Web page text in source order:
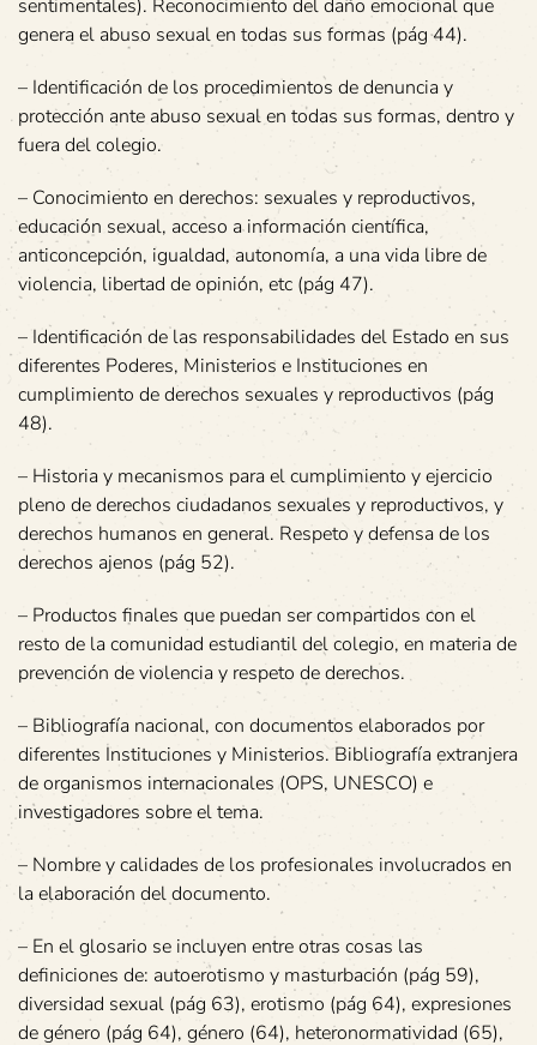
sentimentales). Reconocimiento del daño emocional que
genera el abuso sexual en todas sus formas (pág 44).
– Identificación de los procedimientos de denuncia y
protección ante abuso sexual en todas sus formas, dentro y
fuera del colegio.
– Conocimiento en derechos: sexuales y reproductivos,
educación sexual, acceso a información científica,
anticoncepción, igualdad, autonomía, a una vida libre de
violencia, libertad de opinión, etc (pág 47).
– Identificación de las responsabilidades del Estado en sus
diferentes Poderes, Ministerios e Instituciones en
cumplimiento de derechos sexuales y reproductivos (pág
48).
– Historia y mecanismos para el cumplimiento y ejercicio
pleno de derechos ciudadanos sexuales y reproductivos, y
derechos humanos en general. Respeto y defensa de los
derechos ajenos (pág 52).
– Productos finales que puedan ser compartidos con el
resto de la comunidad estudiantil del colegio, en materia de
prevención de violencia y respeto de derechos.
– Bibliografía nacional, con documentos elaborados por
diferentes Instituciones y Ministerios. Bibliografía extranjera
de organismos internacionales (OPS, UNESCO) e
investigadores sobre el tema.
– Nombre y calidades de los profesionales involucrados en
la elaboración del documento.
– En el glosario se incluyen entre otras cosas las
definiciones de: autoerotismo y masturbación (pág 59),
diversidad sexual (pág 63), erotismo (pág 64), expresiones
de género (pág 64), género (64), heteronormatividad (65),